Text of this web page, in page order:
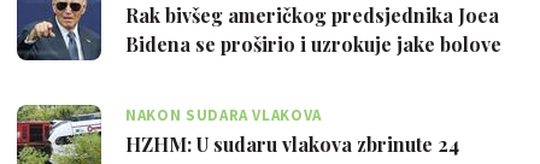
Rak bivšeg američkog predsjednika Joea
Bidena se proširio i uzrokuje jake bolove
NAKON SUDARA VLAKOVA
HZHM: U sudaru vlakova zbrinute 24